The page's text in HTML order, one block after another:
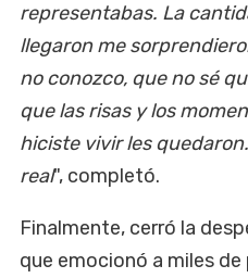
representabas. La
llegaron me
no conozco, que no sé
que las risas y los
hiciste vivir les
real", completó.
Finalmente, cerró la
que emocionó a miles de